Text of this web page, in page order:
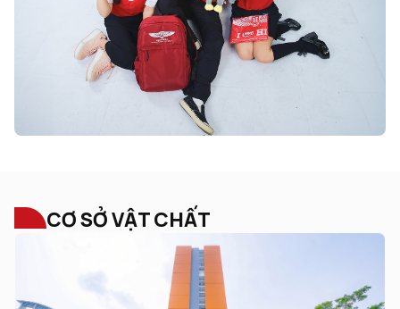
CƠ SỞ VẬT CHẤT